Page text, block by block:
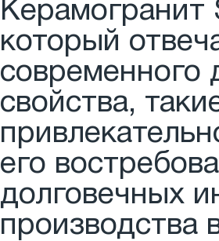
Керамогранит
который
современного
свойства,
его
долговечных
производства